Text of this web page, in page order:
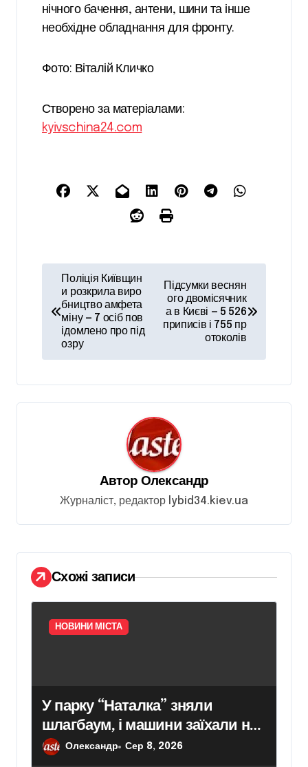
нічного бачення, антени, шини та інше
необхідне обладнання для фронту.
Фото: Віталій Кличко
Створено за матеріалами:
kyivschina24.com
в
г
а
ц
п
с
і
в
Поліція Київщин
и розкрила виро
бництво амфета
міну — 7 осіб пов
ідомлено про під
озру
Підсумки веснян
ого двомісячник
а в Києві — 5 526
приписів і 755 пр
отоколів
Автор Олександр
Журналіст, редактор lybid34.kiev.ua
Схожі записи
НОВИНИ МІСТА
У парку “Наталка” зняли
шлагбаум, і машини заїхали на
пішохідну територію – головні
Олександр Сер 8, 2026